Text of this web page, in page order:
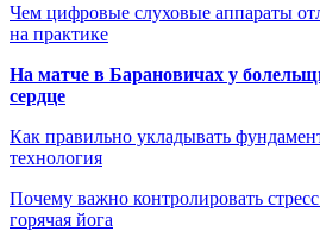
Чем цифровые слуховые аппараты
на практике
На матче в Барановичах у
сердце
Как правильно укладывать
технология
Почему важно контролировать
горячая йога